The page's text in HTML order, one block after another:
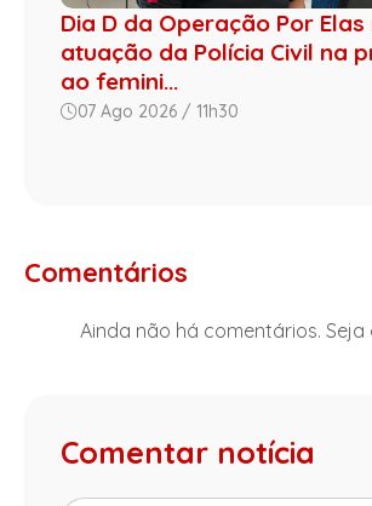
Dia D da Operação Por
atuação da Polícia Civil na
ao femini...
07 Ago 2026 / 11h30
Comentários
Ainda não há comentários. Seja
Comentar notícia